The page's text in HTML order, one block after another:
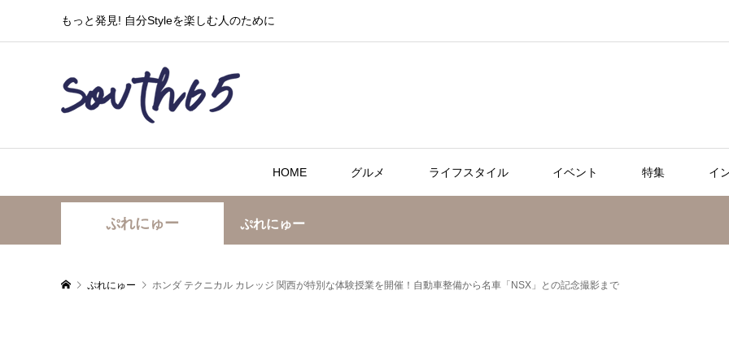
もっと発見! 自分Styleを楽しむ人のために
HOME グルメ ライフスタイル イベント 特集 イ
ぷれにゅー ぷれにゅー
ぷれにゅー ホンダ テクニカル カレッジ 関西が特別な体験授業を開催！自動車整備から名車「NSX」との記念撮影まで